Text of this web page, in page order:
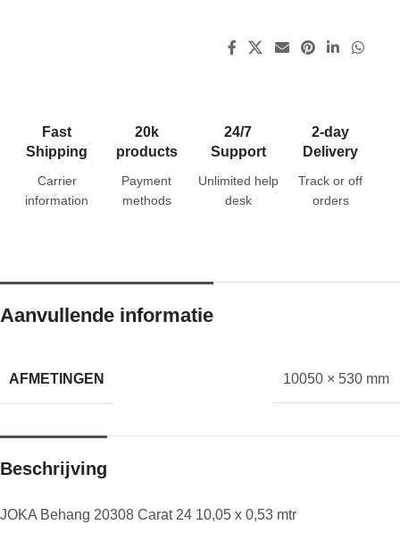
Fast
Shipping
Carrier
information
20k
products
Payment
methods
24/7
Support
Unlimited help
desk
2-day
Delivery
Track or off
orders
Aanvullende informatie
AFMETINGEN 10050 × 530 mm
Beschrijving
JOKA Behang 20308 Carat 24 10,05 x 0,53 mtr